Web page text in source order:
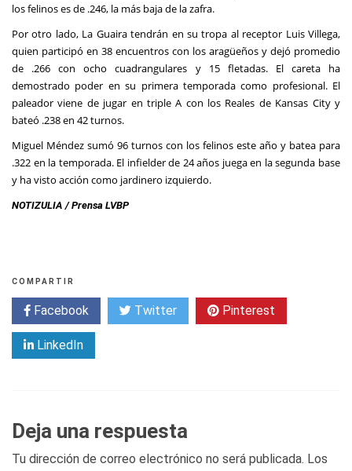
los felinos es de .246, la más baja de la zafra.
Por otro lado, La Guaira tendrán en su tropa al receptor Luis Villega,
quien participó en 38 encuentros con los aragüeños y dejó promedio
de .266 con ocho cuadrangulares y 15 fletadas. El careta ha
demostrado poder en su primera temporada como profesional. El
paleador viene de jugar en triple A con los Reales de Kansas City y
bateó .238 en 42 turnos.
Miguel Méndez sumó 96 turnos con los felinos este año y batea para
.322 en la temporada. El infielder de 24 años juega en la segunda base
y ha visto acción como jardinero izquierdo.
NOTIZULIA / Prensa LVBP
COMPARTIR
Facebook Twitter Pinterest
LinkedIn
Deja una respuesta
Tu dirección de correo electrónico no será publicada. Los